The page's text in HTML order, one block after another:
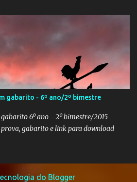
gabarito - 6º ano/2º bimestre
6º ano - 2º bimestre/2015
gabarito e link para download
do Blogger